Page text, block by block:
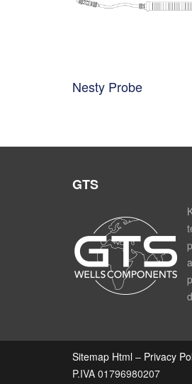
Nesty Probe
GTS
Sitemap Html – Privacy
P.IVA 01796980207